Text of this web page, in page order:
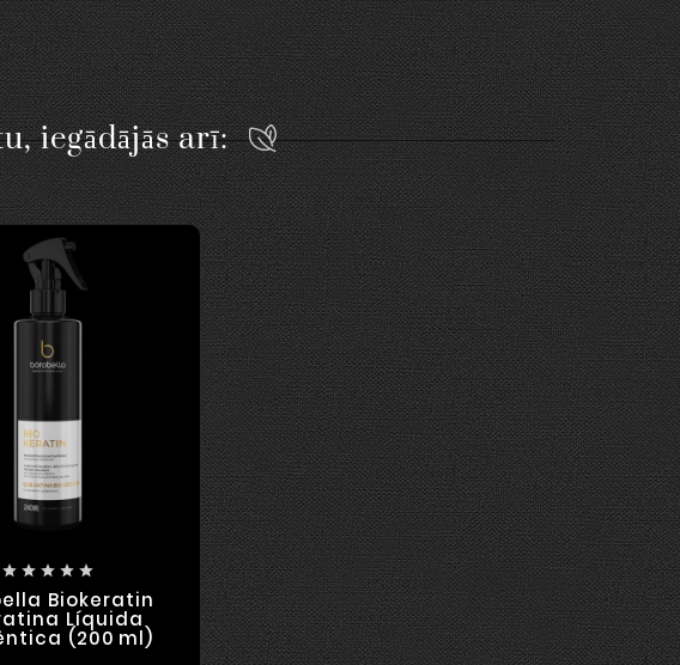
iegādājās arī:
    
Biokeratin
Líquida
(200 Ml)